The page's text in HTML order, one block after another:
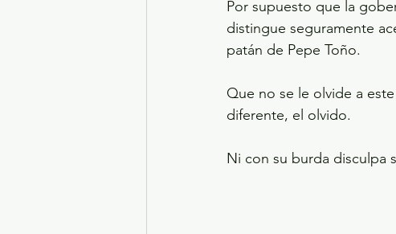
Por supuesto que la
distingue seguramente
patán de Pepe Toño.
Que no se le olvide a
diferente, el olvido.
Ni con su burda disculpa